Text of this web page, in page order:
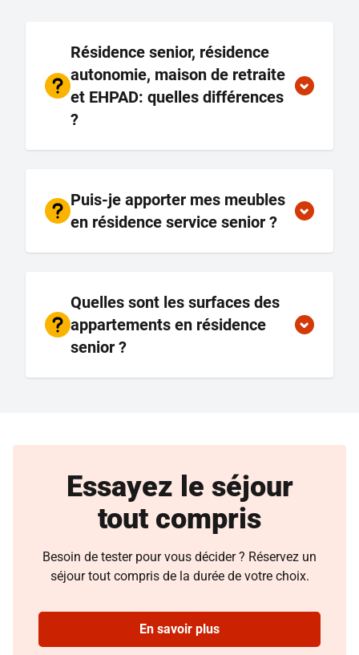
Résidence senior, résidence
autonomie, maison de retraite
et EHPAD: quelles différences
?
Puis-je apporter mes meubles
en résidence service senior ?
Quelles sont les surfaces des
appartements en résidence
senior ?
Essayez le séjour
tout compris
Besoin de tester pour vous décider ? Réservez un
séjour tout compris de la durée de votre choix.
En savoir plus